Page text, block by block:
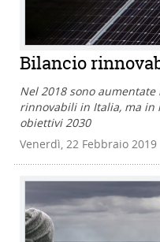
Bilancio
Nel 2018 sono
rinnovabili in Italia, ma
obiettivi 2030
Venerdì, 22 Febbraio 2019